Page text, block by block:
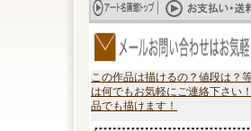
この作品は描けるの？値段は？
は何でもお気軽にご連絡下さい
品でも描けます！